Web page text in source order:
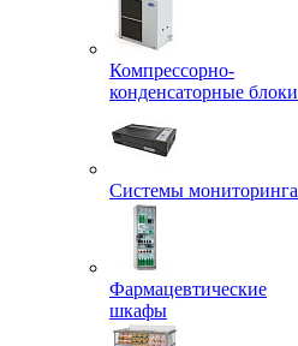
Компрессорно-
конденсаторные блоки
Системы мониторинга
Фармацевтические
шкафы